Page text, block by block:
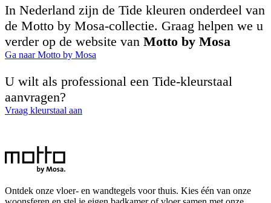
In Nederland zijn de Tide kleuren onderdeel van
de Motto by Mosa-collectie. Graag helpen we u
verder op de website van Motto by Mosa
Ga naar Motto by Mosa
U wilt als professional een Tide-kleurstaal
aanvragen?
Vraag kleurstaal aan
Ontdek onze vloer- en wandtegels voor thuis. Kies één van onze